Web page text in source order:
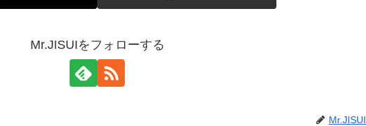
Mr.JISUIをフォローする
Mr.JISUI